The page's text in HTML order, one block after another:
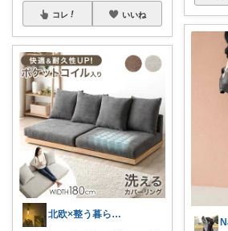
コレ いいね
北欧×整う暮らし｜ハル